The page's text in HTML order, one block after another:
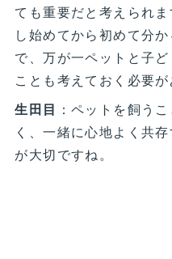
ても重要だと考えられ
し始めてから初めて分
で、万が一ペットと子
ことも考えておく必要が
生田目 ：ペットを飼う
く、一緒に心地よく共
が大切ですね。